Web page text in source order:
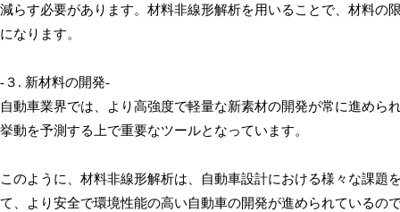
減らす必要があります。材料非線形解析を用いることで、材料
になります。
-３. 新材料の開発-
自動車業界では、より高強度で軽量な新素材の開発が常に進め
挙動を予測する上で重要なツールとなっています。
このように、材料非線形解析は、自動車設計における様々な課
て、より安全で環境性能の高い自動車の開発が進められているので